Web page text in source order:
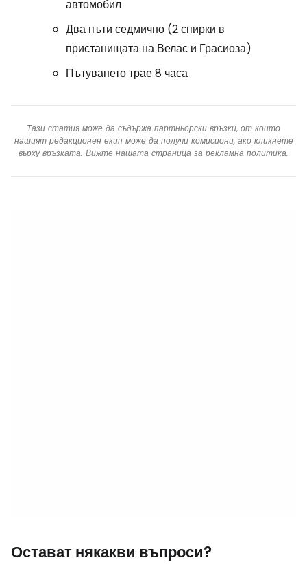
автомобил
Два пъти седмично (2 спирки в
пристанищата на Велас и Грасиоза)
Пътуването трае 8 часа
Тази статия може да съдържа партньорски връзки, от които
нашият редакционен екип може да получи комисиони, ако кликнете
върху връзката. Вижте нашата страница за рекламна политика.
Остават някакви въпроси?